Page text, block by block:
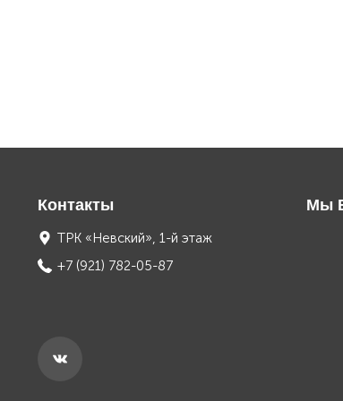
Контакты
ТРК «Невский», 1-й этаж
+7 (921) 782-05-87
Мы